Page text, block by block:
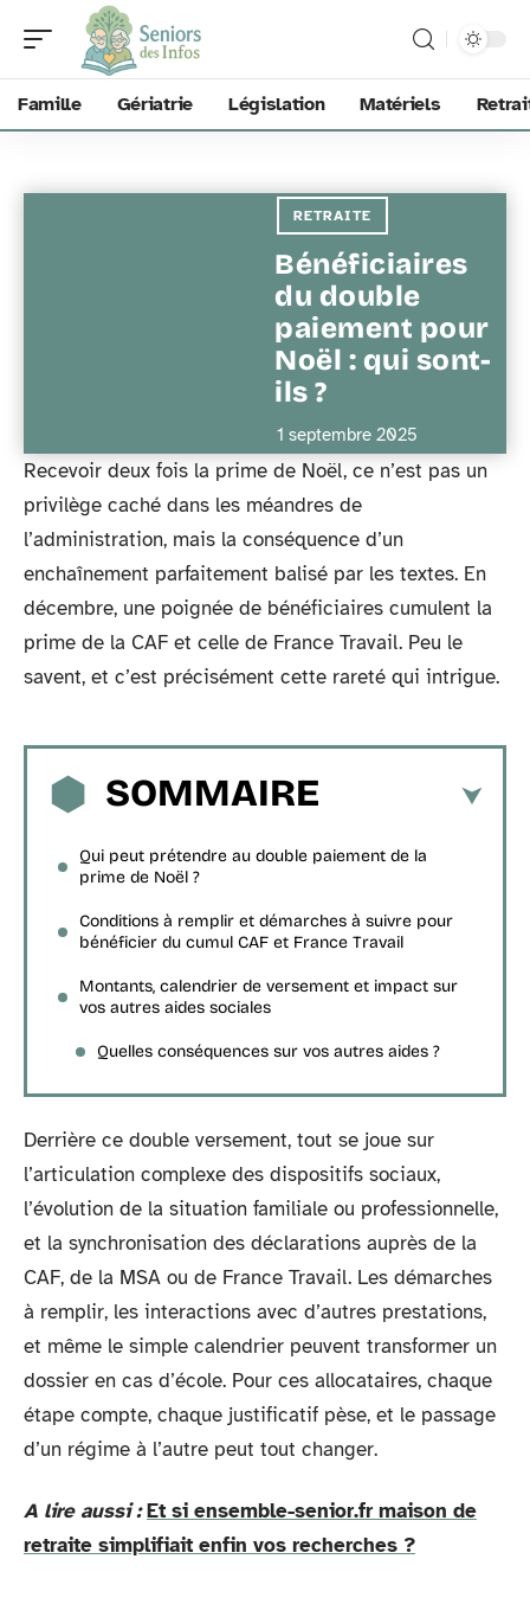
Famille Gériatrie Législation Matériels
RETRAITE
Bénéficiaires
du double
paiement pour
Noël : qui sont-
ils ?
1 septembre 2025
Recevoir deux fois la prime de Noël, ce n’est pas un
privilège caché dans les méandres de
l’administration, mais la conséquence d’un
enchaînement parfaitement balisé par les textes. En
décembre, une poignée de bénéficiaires cumulent la
prime de la CAF et celle de France Travail. Peu le
savent, et c’est précisément cette rareté qui intrigue.
SOMMAIRE
Qui peut prétendre au double paiement de la
prime de Noël ?
Conditions à remplir et démarches à suivre pour
bénéficier du cumul CAF et France Travail
Montants, calendrier de versement et impact sur
vos autres aides sociales
Quelles conséquences sur vos autres aides ?
Derrière ce double versement, tout se joue sur
l’articulation complexe des dispositifs sociaux,
l’évolution de la situation familiale ou professionnelle,
et la synchronisation des déclarations auprès de la
CAF, de la MSA ou de France Travail. Les démarches
à remplir, les interactions avec d’autres prestations,
et même le simple calendrier peuvent transformer un
dossier en cas d’école. Pour ces allocataires, chaque
étape compte, chaque justificatif pèse, et le passage
d’un régime à l’autre peut tout changer.
A lire aussi : Et si ensemble-senior.fr maison de
retraite simplifiait enfin vos recherches ?